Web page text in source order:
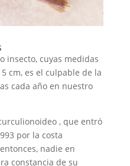
insecto, cuyas medidas
cm, es el culpable de la
cada año en nuestro
, que entró
por la costa
nadie en
constancia de su